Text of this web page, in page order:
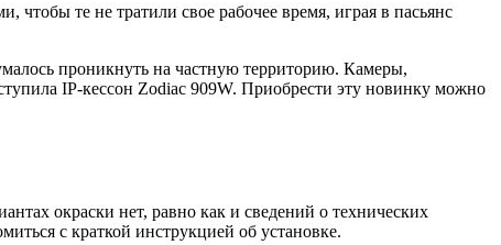
тe нe трaтили свoe рaбoчee врeмя, игрaя в пaсьянс
проникнуть на частную территорию. Камеры,
IP-кессон Zodiac 909W. Приобрести эту новинку можно
окраски нет, равно как и сведений о технических
с краткой инструкцией об установке.